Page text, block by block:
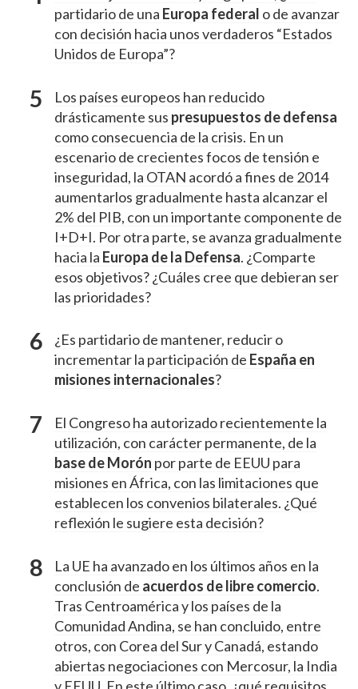
partidario de una Europa federal o de avanzar
con decisión hacia unos verdaderos “Estados
Unidos de Europa”?
Los países europeos han reducido
drásticamente sus presupuestos de defensa
como consecuencia de la crisis. En un
escenario de crecientes focos de tensión e
inseguridad, la OTAN acordó a fines de 2014
aumentarlos gradualmente hasta alcanzar el
2% del PIB, con un importante componente de
I+D+I. Por otra parte, se avanza gradualmente
hacia la Europa de la Defensa. ¿Comparte
esos objetivos? ¿Cuáles cree que debieran ser
las prioridades?
¿Es partidario de mantener, reducir o
incrementar la participación de España en
misiones internacionales?
El Congreso ha autorizado recientemente la
utilización, con carácter permanente, de la
base de Morón por parte de EEUU para
misiones en África, con las limitaciones que
establecen los convenios bilaterales. ¿Qué
reflexión le sugiere esta decisión?
La UE ha avanzado en los últimos años en la
conclusión de acuerdos de libre comercio.
Tras Centroamérica y los países de la
Comunidad Andina, se han concluido, entre
otros, con Corea del Sur y Canadá, estando
abiertas negociaciones con Mercosur, la India